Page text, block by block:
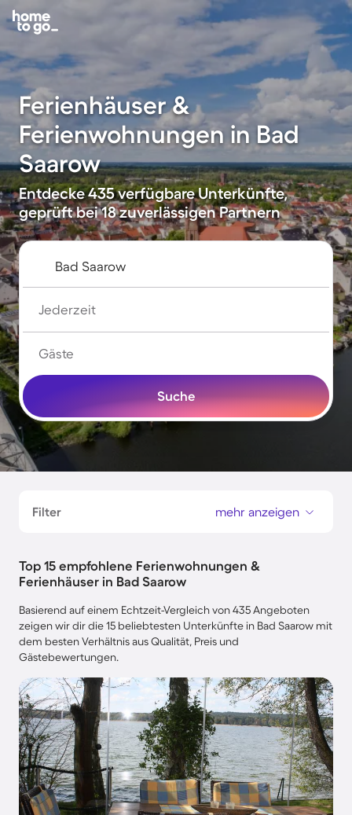
Ferienhäuser &
Ferienwohnungen in Bad
Saarow
Entdecke 435 verfügbare Unterkünfte,
geprüft bei 18 zuverlässigen Partnern
Jederzeit
Gäste
Suche
Filter mehr anzeigen
Top 15 empfohlene Ferienwohnungen &
Ferienhäuser in Bad Saarow
Basierend auf einem Echtzeit-Vergleich von 435 Angeboten
zeigen wir dir die 15 beliebtesten Unterkünfte in Bad Saarow mit
dem besten Verhältnis aus Qualität, Preis und
Gästebewertungen.